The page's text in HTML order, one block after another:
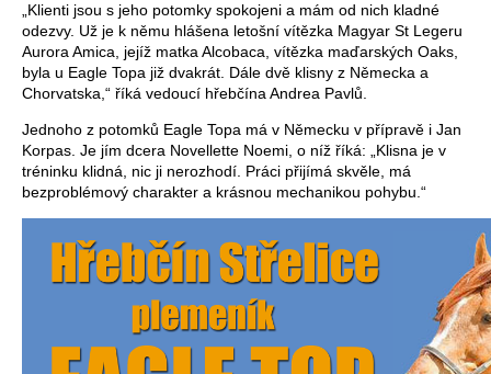
„Klienti jsou s jeho potomky spokojeni a mám od nich kladné
odezvy. Už je k němu hlášena letošní vítězka Magyar St Legeru
Aurora Amica, jejíž matka Alcobaca, vítězka maďarských Oaks,
byla u Eagle Topa již dvakrát. Dále dvě klisny z Německa a
Chorvatska,“ říká vedoucí hřebčína Andrea Pavlů.
Jednoho z potomků Eagle Topa má v Německu v přípravě i Jan
Korpas. Je jím dcera Novellette Noemi, o níž říká: „Klisna je v
tréninku klidná, nic ji nerozhodí. Práci přijímá skvěle, má
bezproblémový charakter a krásnou mechanikou pohybu.“